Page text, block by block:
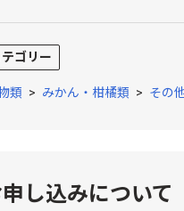
テゴリー
類 > みかん・柑橘類 > その
し込みについて